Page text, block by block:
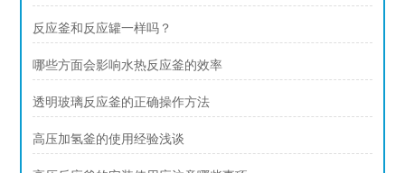
反应釜和反应罐一样吗？
哪些方面会影响水热反应釜的效率
透明玻璃反应釜的正确操作方法
高压加氢釜的使用经验浅谈